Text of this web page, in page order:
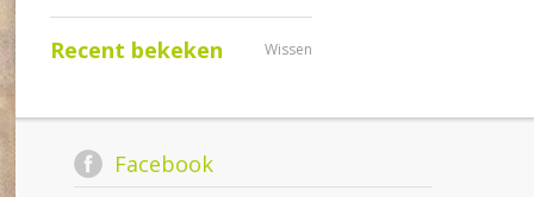
Recent bekeken Wissen
Facebook